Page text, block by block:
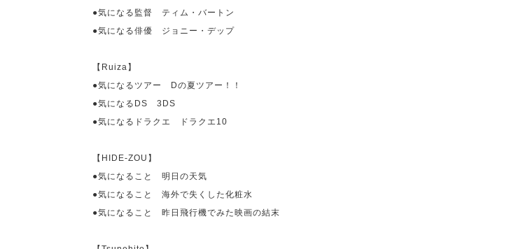
●気になる監督 ティム・バートン
●気になる俳優 ジョニー・デップ
【 Ruiza 】
●気になるツアー
Dの夏ツアー！！
●気になる DS
3DS
●気になるドラクエ ドラクエ 10
【 HIDE-ZOU 】
●気になること 明日の天気
●気になること 海外で失くした化粧水
●気になること 昨日飛行機でみた映画の結末